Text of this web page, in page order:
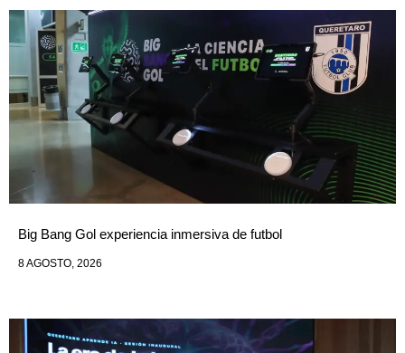
Big Bang Gol experiencia inmersiva de futbol
8 AGOSTO, 2026